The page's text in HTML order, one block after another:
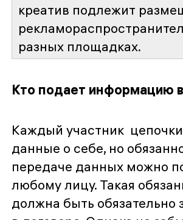
креатив подлежит
разных площадках.
Кто подает информацию
Каждый участник
данные о себе, но
передаче данных можно
любому лицу. Такая
должна быть обязательно